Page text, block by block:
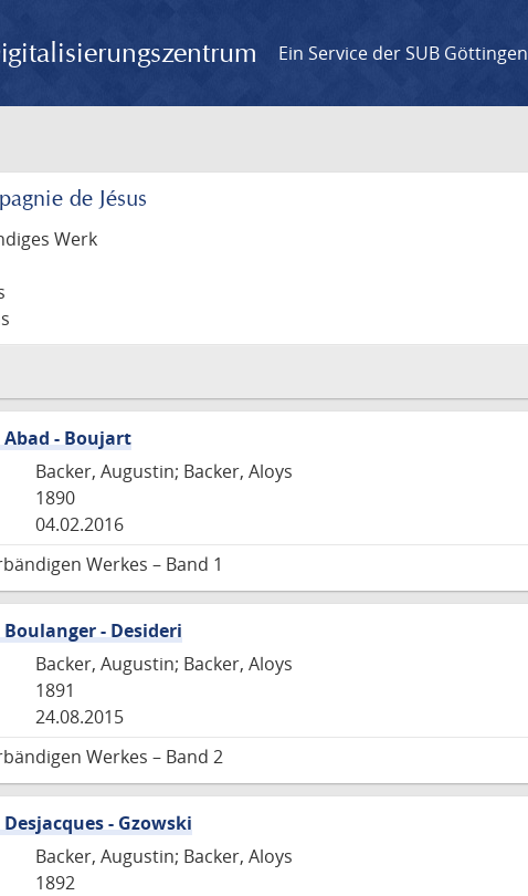
Ein Service der SUB Göttingen
de Jésus
Werk
- Boujart
Backer, Augustin; Backer, Aloys
1890
04.02.2016
Werkes – Band 1
- Desideri
Backer, Augustin; Backer, Aloys
1891
24.08.2015
Werkes – Band 2
- Gzowski
Backer, Augustin; Backer, Aloys
1892